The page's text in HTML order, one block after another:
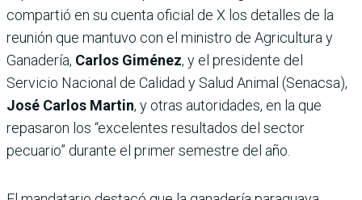
compartió en su cuenta oficial de X los detalles de la
reunión que mantuvo con el ministro de Agricultura y
Ganadería, Carlos Giménez, y el presidente del
Servicio Nacional de Calidad y Salud Animal (Senacsa),
José Carlos Martin, y otras autoridades, en la que
repasaron los “excelentes resultados del sector
pecuario” durante el primer semestre del año.